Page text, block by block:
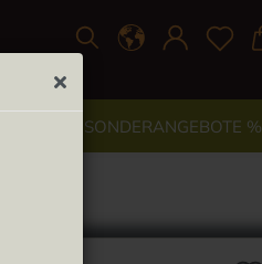
% SONDERANGEBOTE %